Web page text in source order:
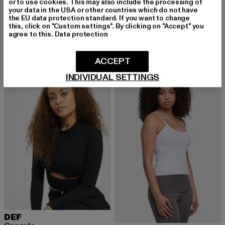
DEF
NICE
36,89 EUR
Derzeitiger Preis: 36,89 EUR
44,99 EUR Aktionspreis: 44,99 EUR
DEF
GYM
DEF
-17%
or to use cookies. This may also include the processing of
your data in the USA or other countries which do not have
the EU data protection standard. If you want to change
this, click on "Custom settings". By clicking on "Accept" you
agree to this. Data protection
INDIVIDUAL SETTINGS
ACCEPT